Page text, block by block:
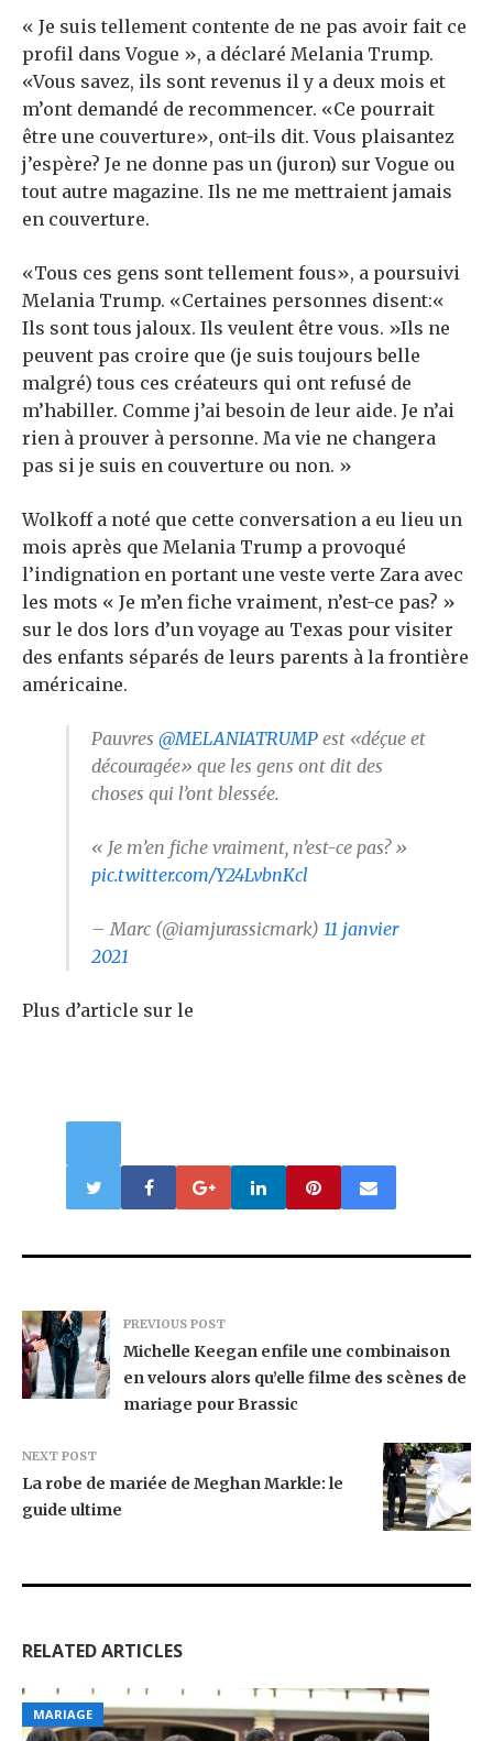
« Je suis tellement contente de ne pas avoir fait ce
profil dans Vogue », a déclaré Melania Trump.
«Vous savez, ils sont revenus il y a deux mois et
m’ont demandé de recommencer. «Ce pourrait
être une couverture», ont-ils dit. Vous plaisantez
j’espère? Je ne donne pas un (juron) sur Vogue ou
tout autre magazine. Ils ne me mettraient jamais
en couverture.
«Tous ces gens sont tellement fous», a poursuivi
Melania Trump. «Certaines personnes disent:«
Ils sont tous jaloux. Ils veulent être vous. »Ils ne
peuvent pas croire que (je suis toujours belle
malgré) tous ces créateurs qui ont refusé de
m’habiller. Comme j’ai besoin de leur aide. Je n’ai
rien à prouver à personne. Ma vie ne changera
pas si je suis en couverture ou non. »
Wolkoff a noté que cette conversation a eu lieu un
mois après que Melania Trump a provoqué
l’indignation en portant une veste verte Zara avec
les mots « Je m’en fiche vraiment, n’est-ce pas? »
sur le dos lors d’un voyage au Texas pour visiter
des enfants séparés de leurs parents à la frontière
américaine.
Pauvres @MELANIATRUMP est «déçue et
découragée» que les gens ont dit des
choses qui l’ont blessée.
« Je m’en fiche vraiment, n’est-ce pas? »
pic.twitter.com/Y24LvbnKcl
– Marc (@iamjurassicmark) 11 janvier
2021
Plus d’article sur le
PREVIOUS POST
Michelle Keegan enfile une combinaison
en velours alors qu’elle filme des scènes de
mariage pour Brassic
NEXT POST
La robe de mariée de Meghan Markle: le
guide ultime
RELATED ARTICLES
MARIAGE